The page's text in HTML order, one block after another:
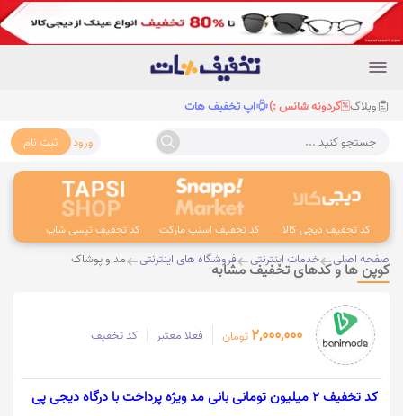
وبلاگ گردونه شانس :) اپ تخفیف هات
جستجو کنید ... ورود ثبت نام
کد تخفیف دیجی کالا کد تخفیف اسنپ مارکت کد تخفیف تپسی شاپ
صفحه اصلی خدمات اینترنتی فروشگاه های اینترنتی مد و پوشاک
کوپن ها و کدهای تخفیف مشابه
2,000,000 تومان فعلا معتبر کد تخفیف
کد تخفیف 2 میلیون تومانی بانی مد ویژه پرداخت با درگاه دیجی پی